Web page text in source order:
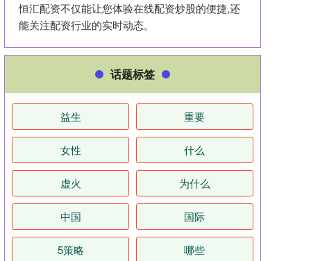
恒汇配资不仅能让您体验在线配资炒股的便捷,还
能关注配资行业的实时动态。
话题标签
益生 重要
女性 什么
虚火 为什么
中国 国际
5策略 哪些